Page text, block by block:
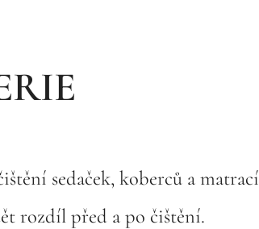
sedaček, koberců a matrací
rozdíl před a po čištění.